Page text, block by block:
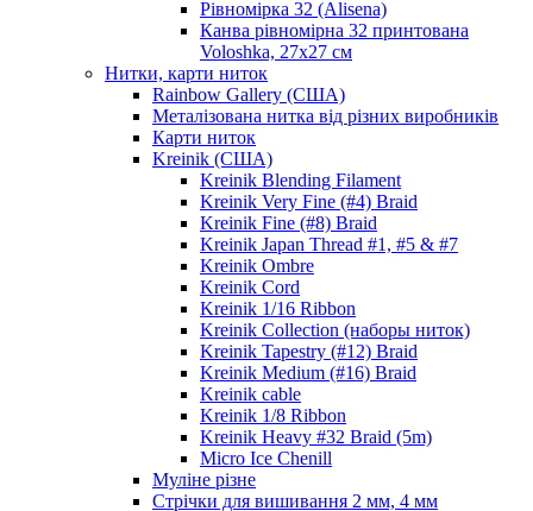
Рівномірка 32 (Alisena)
Канва рівномірна 32 принтована
Voloshka, 27х27 см
Нитки, карти ниток
Rainbow Gallery (США)
Металізована нитка від різних виробників
Карти ниток
Kreinik (США)
Kreinik Blending Filament
Kreinik Very Fine (#4) Braid
Kreinik Fine (#8) Braid
Kreinik Japan Thread #1, #5 & #7
Kreinik Ombre
Kreinik Cord
Kreinik 1/16 Ribbon
Kreinik Collection (наборы ниток)
Kreinik Tapestry (#12) Braid
Kreinik Medium (#16) Braid
Kreinik cable
Kreinik 1/8 Ribbon
Kreinik Heavy #32 Braid (5m)
Micro Ice Chenill
Муліне різне
Стрічки для вишивання 2 мм, 4 мм